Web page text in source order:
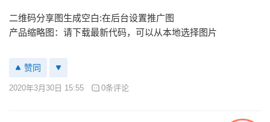
二维码分享图生成空白:在后台设置推广图
产品缩略图：请下载最新代码，可以从本地选择图片
赞同
2020年3月30日 15:55 0条评论